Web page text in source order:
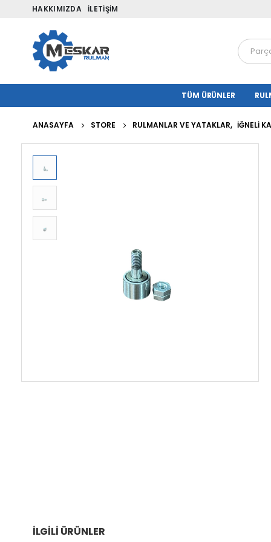
HAKKIMIZDA İLETIŞIM
TÜM ÜRÜNLER
ANASAYFA STORE RULMANLAR VE YATAKLAR, İĞNELI
İLGILI ÜRÜNLER